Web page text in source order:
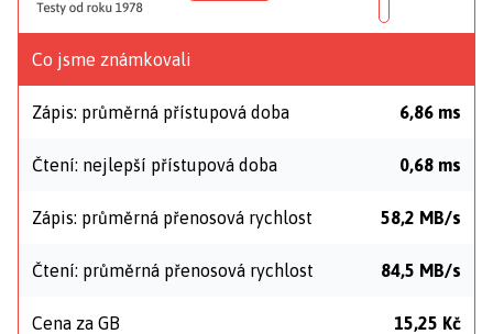
Co jsme známkovali
Zápis: průměrná přístupová doba 6,86 ms
Čtení: nejlepší přístupová doba 0,68 ms
Zápis: průměrná přenosová rychlost 58,2 MB/s
Čtení: průměrná přenosová rychlost 84,5 MB/s
Cena za GB 15,25 Kč